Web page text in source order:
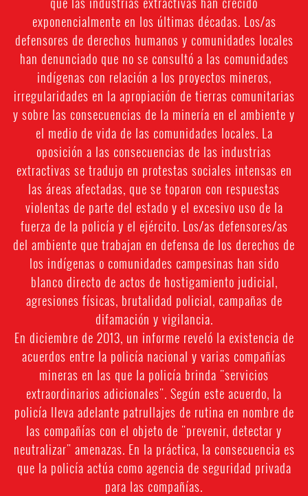
exponencialmente en los últimas décadas. Los/as
defensores de derechos humanos y comunidades locales
han denunciado que no se consultó a las comunidades
indígenas con relación a los proyectos mineros,
irregularidades en la apropiación de tierras comunitarias
y sobre las consecuencias de la minería en el ambiente y
el medio de vida de las comunidades locales. La
oposición a las consecuencias de las industrias
extractivas se tradujo en protestas sociales intensas en
las áreas afectadas, que se toparon con respuestas
violentas de parte del estado y el excesivo uso de la
fuerza de la policía y el ejército. Los/as defensores/as
del ambiente que trabajan en defensa de los derechos de
los indígenas o comunidades campesinas han sido
blanco directo de actos de hostigamiento judicial,
agresiones físicas, brutalidad policial, campañas de
difamación y vigilancia.
En diciembre de 2013, un informe reveló la existencia de
acuerdos entre la policía nacional y varias compañías
mineras en las que la policía brinda "servicios
extraordinarios adicionales". Según este acuerdo, la
policía lleva adelante patrullajes de rutina en nombre de
las compañías con el objeto de "prevenir, detectar y
neutralizar" amenazas. En la práctica, la consecuencia es
que la policía actúa como agencia de seguridad privada
para las compañías.